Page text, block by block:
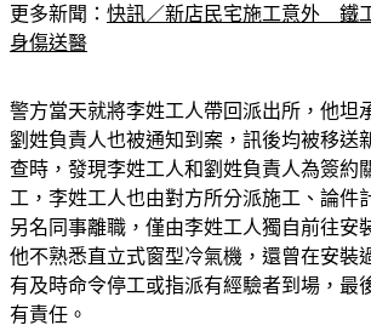
更多新聞： 快訊／新店民宅施工意外　鐵
身傷送醫
警方當天就將李姓工人帶回派出所，他坦
劉姓負責人也被通知到案，訊後均被移送
查時，發現李姓工人和劉姓負責人為簽約
工，李姓工人也由對方所分派施工、論件
另名同事離職，僅由李姓工人獨自前往安
他不熟悉直立式窗型冷氣機，還曾在安裝
有及時命令停工或指派有經驗者到場，最
有責任。